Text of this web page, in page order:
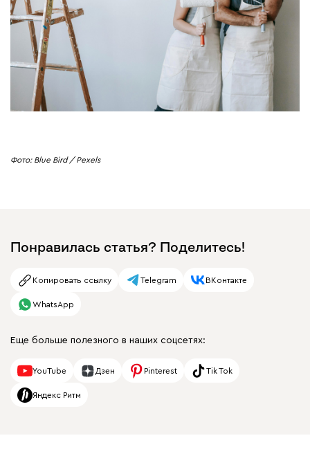
Фото: Blue Bird / Pexels
Понравилась статья? Поделитесь!
Копировать ссылку Telegram ВКонтакте
WhatsApp
Еще больше полезного в наших соцсетях:
YouTube Дзен Pinterest Tik Tok
Яндекс Ритм